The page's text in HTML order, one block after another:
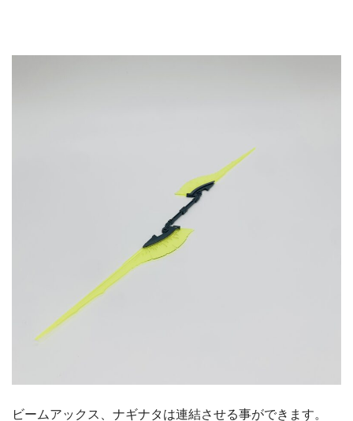
ビームアックス、ナギナタは連結させる事ができます。